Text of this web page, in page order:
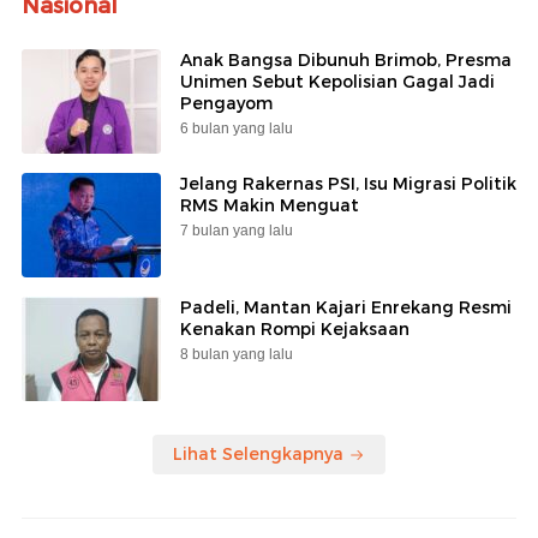
Nasional
Anak Bangsa Dibunuh Brimob, Presma
Unimen Sebut Kepolisian Gagal Jadi
Pengayom
6 bulan yang lalu
Jelang Rakernas PSI, Isu Migrasi Politik
RMS Makin Menguat
7 bulan yang lalu
Padeli, Mantan Kajari Enrekang Resmi
Kenakan Rompi Kejaksaan
8 bulan yang lalu
Lihat Selengkapnya